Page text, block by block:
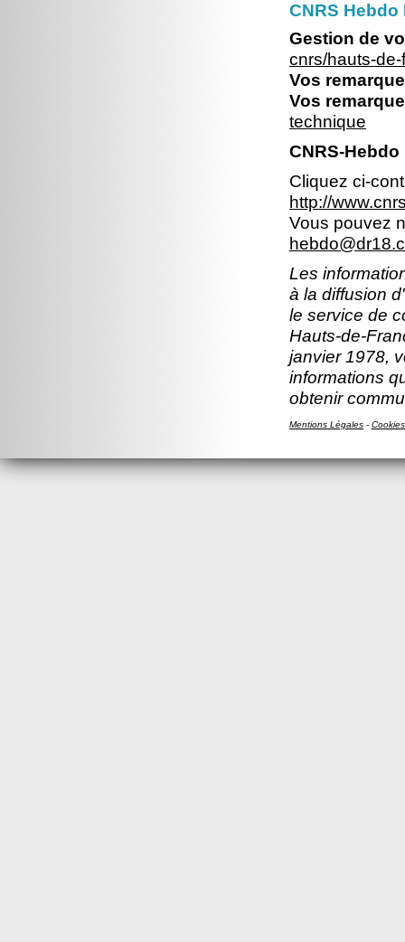
CNRS
Gestion de
cnrs/hauts-
Vos
Vos
technique
CNRS-
Cliquez ci-
http://
Vous pouvez
Les
à la diffusion
le service de
Hauts-de-
janvier 1978,
informations
obtenir
Mentions Légales - Cookies